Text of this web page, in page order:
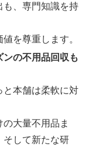
も、専門知識を持
を尊重します。
の不用品回収も
と本舗は柔軟に対
大量不用品ま
そして新たな研